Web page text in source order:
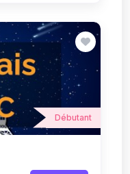
Débutant